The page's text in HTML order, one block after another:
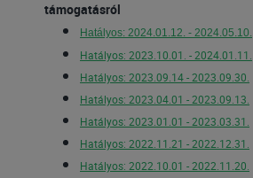
támogatásról
Hatályos: 2024.01.12. - 2024.05.10.
Hatályos: 2023.10.01. - 2024.01.11.
Hatályos: 2023.09.14 - 2023.09.30.
Hatályos: 2023.04.01 - 2023.09.13.
Hatályos: 2023.01.01 - 2023.03.31.
Hatályos: 2022.11.21 - 2022.12.31.
Hatályos: 2022.10.01 - 2022.11.20.